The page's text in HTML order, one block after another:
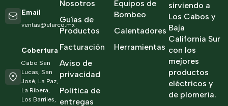
sirviendo a
Los Cabos y
Baja
California Sur
con los
mejores
productos
eléctricos y
de plomería.
Equipos de
Bombeo
Calentadores
Herramientas
Nosotros
Guías de
Productos
Facturación
Aviso de
privacidad
Política de
entregas
Email
ventas@elarco.mx
Cobertura
Cabo San
Lucas, San
José, La Paz,
La Ribera,
Los Barriles,